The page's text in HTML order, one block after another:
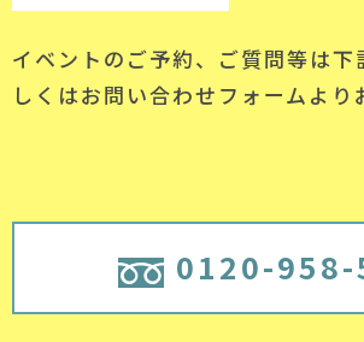
イベントのご予約、ご質問等は下
しくはお問い合わせフォームより
0120-958-